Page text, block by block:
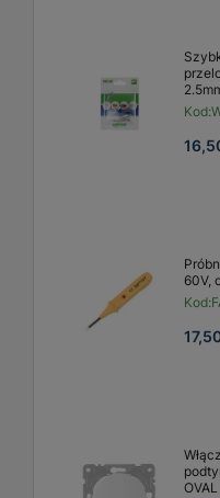
Kod:
60V,
Kod:
OVAL